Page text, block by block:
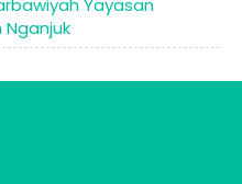
Yayasan
Nganjuk